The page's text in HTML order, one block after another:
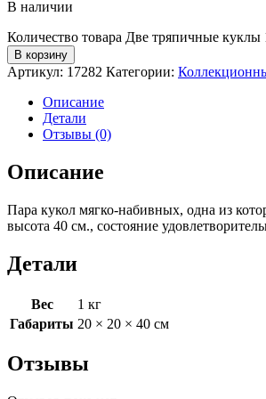
В наличии
Количество товара Две тряпичные куклы
В корзину
Артикул: 17282 Категории:
Описание
Детали
Отзывы (0)
Описание
Пара кукол мягко-набивных, одна из
высота 40 см., состояние
Детали
Вес
1 кг
Габариты 20 × 20 × 40 см
Отзывы